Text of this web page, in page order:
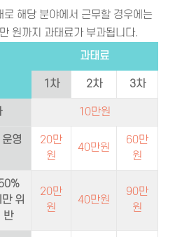
해당 분야에서 근무할 경우에는
원까지 과태료가 부과됩니다.
과태료
1차 2차 3차
10만원
영
20만
원
40만원
60만
원
만 위
반
20만
원
40만원
90만
원